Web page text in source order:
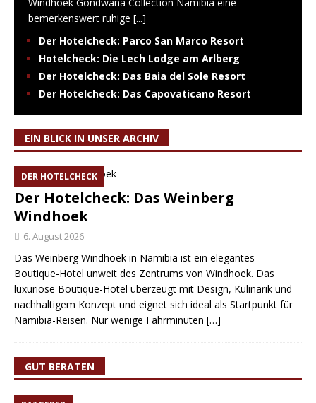
bemerkenswert ruhige [...]
Der Hotelcheck: Parco San Marco Resort
Hotelcheck: Die Lech Lodge am Arlberg
Der Hotelcheck: Das Baia del Sole Resort
Der Hotelcheck: Das Capovaticano Resort
EIN BLICK IN UNSER ARCHIV
DER HOTELCHECK
Der Hotelcheck: Das Weinberg
Windhoek
6. August 2026
Das Weinberg Windhoek in Namibia ist ein elegantes
Boutique-Hotel unweit des Zentrums von Windhoek. Das
luxuriöse Boutique-Hotel überzeugt mit Design, Kulinarik und
nachhaltigem Konzept und eignet sich ideal als Startpunkt für
Namibia-Reisen. Nur wenige Fahrminuten […]
GUT BERATEN